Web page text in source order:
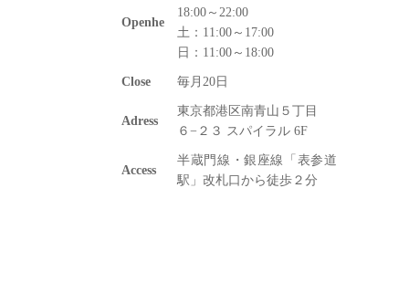
Openhe
18:00～22:00
土：11:00～17:00
日：11:00～18:00
Close 毎月20日
Adress
東京都港区南青山５丁目
６−２３ スパイラル 6F
Access
半蔵門線・銀座線「表参道
駅」改札口から徒歩２分